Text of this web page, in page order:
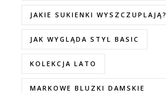
JAKIE SUKIENKI WYSZCZUPLAJĄ?
JAK WYGLĄDA STYL BASIC
KOLEKCJA LATO
MARKOWE BLUZKI DAMSKIE